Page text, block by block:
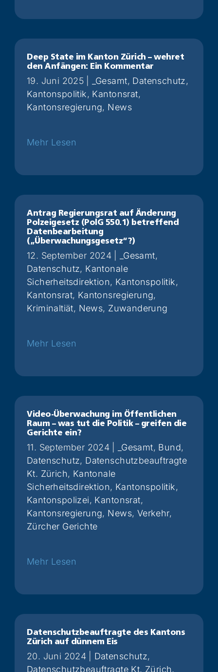
Deep State im Kanton Zürich – wehret
den Anfängen: Ein Kommentar
19. Juni 2025 _Gesamt, Datenschutz,
Kantonspolitik, Kantonsrat,
Kantonsregierung, News
Antrag Regierungsrat auf Änderung
Polzeigesetz (PolG 550.1) betreffend
Datenbearbeitung
(„Überwachungsgesetz“?)
12. September 2024 _Gesamt,
Datenschutz, Kantonale
Sicherheitsdirektion, Kantonspolitik,
Kantonsrat, Kantonsregierung,
Kriminaltiät, News, Zuwanderung
Video-Überwachung im Öffentlichen
Raum – was tut die Politik – greifen die
Gerichte ein?
11. September 2024 _Gesamt, Bund,
Datenschutz, Datenschutzbeauftragte
Kt. Zürich, Kantonale
Sicherheitsdirektion, Kantonspolitik,
Kantonspolizei, Kantonsrat,
Kantonsregierung, News, Verkehr,
Zürcher Gerichte
Datenschutzbeauftragte des Kantons
Zürich auf dünnem Eis
20. Juni 2024 Datenschutz,
Datenschutzbeauftragte Kt. Zürich,